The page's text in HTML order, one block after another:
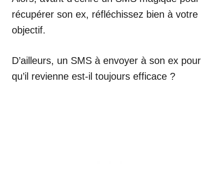
récupérer son ex, réfléchissez bien à votre
objectif.
D’ailleurs, un SMS à envoyer à son ex pour
qu’il revienne est-il toujours efficace ?